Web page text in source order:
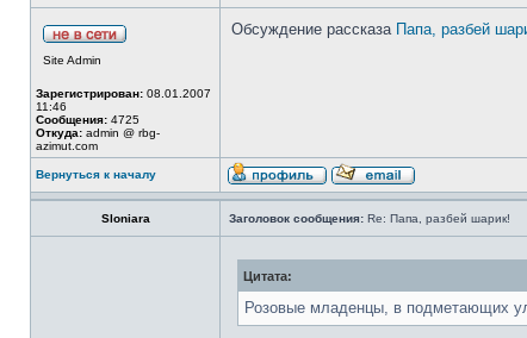
Site Admin
Зарегистрирован: 08.01.2007
11:46
Сообщения: 4725
Откуда: admin @ rbg-
azimut.com
Обсуждение рассказа Папа, разбей
Вернуться к началу
Sloniara Заголовок сообщения: Re: Папа, разбей шарик!
Цитата:
Розовые младенцы, в подметающих